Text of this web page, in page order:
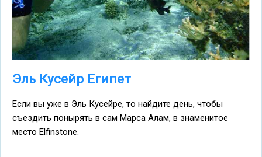
Эль Кусейр Египет
Если вы уже в Эль Кусейре, то найдите день, чтобы
съездить понырять в сам Марса Алам, в знаменитое
место Elfinstone.